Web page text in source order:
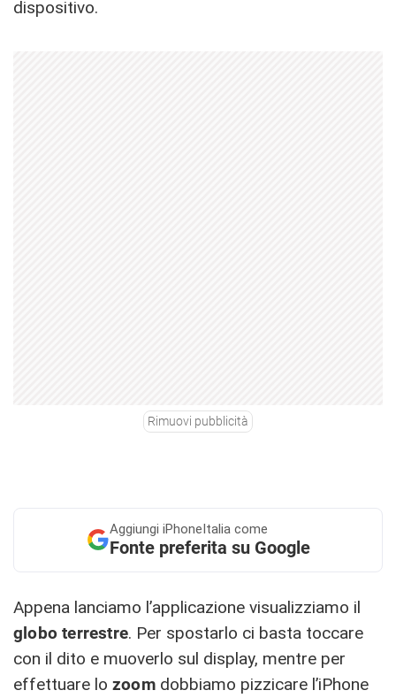
dispositivo.
Rimuovi pubblicità
Aggiungi iPhoneItalia come
Fonte preferita su Google
Appena lanciamo l’applicazione visualizziamo il
globo terrestre. Per spostarlo ci basta toccare
con il dito e muoverlo sul display, mentre per
effettuare lo zoomdobbiamo pizzicare l’iPhone